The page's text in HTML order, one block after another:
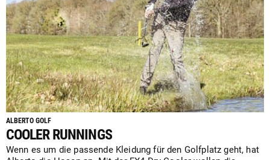
ALBERTO GOLF
COOLER RUNNINGS
Wenn es um die passende Kleidung für den Golfplatz geht, hat